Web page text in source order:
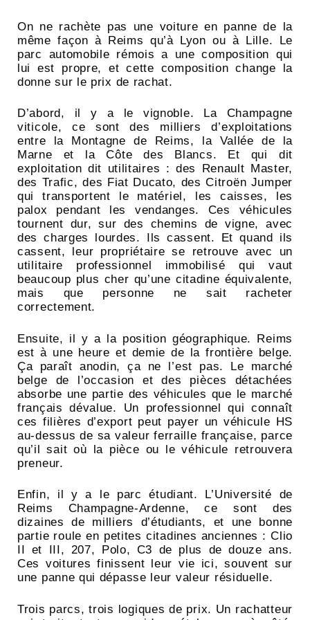
On ne rachète pas une voiture en panne de la
même façon à Reims qu’à Lyon ou à Lille. Le
parc automobile rémois a une composition qui
lui est propre, et cette composition change la
donne sur le prix de rachat.
D’abord, il y a le vignoble. La Champagne
viticole, ce sont des milliers d’exploitations
entre la Montagne de Reims, la Vallée de la
Marne et la Côte des Blancs. Et qui dit
exploitation dit utilitaires : des Renault Master,
des Trafic, des Fiat Ducato, des Citroën Jumper
qui transportent le matériel, les caisses, les
palox pendant les vendanges. Ces véhicules
tournent dur, sur des chemins de vigne, avec
des charges lourdes. Ils cassent. Et quand ils
cassent, leur propriétaire se retrouve avec un
utilitaire professionnel immobilisé qui vaut
beaucoup plus cher qu’une citadine équivalente,
mais que personne ne sait racheter
correctement.
Ensuite, il y a la position géographique. Reims
est à une heure et demie de la frontière belge.
Ça paraît anodin, ça ne l’est pas. Le marché
belge de l’occasion et des pièces détachées
absorbe une partie des véhicules que le marché
français dévalue. Un professionnel qui connaît
ces filières d’export peut payer un véhicule HS
au-dessus de sa valeur ferraille française, parce
qu’il sait où la pièce ou le véhicule retrouvera
preneur.
Enfin, il y a le parc étudiant. L’Université de
Reims Champagne-Ardenne, ce sont des
dizaines de milliers d’étudiants, et une bonne
partie roule en petites citadines anciennes : Clio
II et III, 207, Polo, C3 de plus de douze ans.
Ces voitures finissent leur vie ici, souvent sur
une panne qui dépasse leur valeur résiduelle.
Trois parcs, trois logiques de prix. Un rachatteur